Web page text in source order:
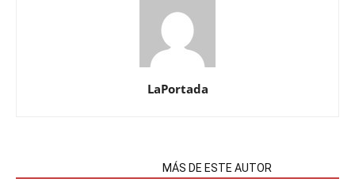
LaPortada
MÁS DE ESTE AUTOR